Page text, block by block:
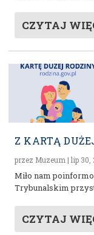
CZYTAJ
Z KARTĄ
przez Muzeum |lip 30,
Miło nam
Trybunalskim
CZYTAJ